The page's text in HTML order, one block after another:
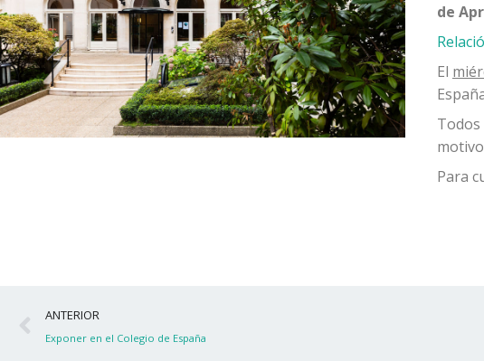
de
El
Para
Ant
ANTERIOR
Exponer en el Colegio de España